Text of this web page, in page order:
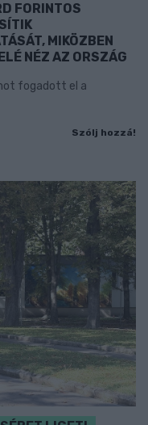
FORINTOS
MIKÖZBEN
NÉZ AZ ORSZÁG
fogadott el a
Szólj hozzá!